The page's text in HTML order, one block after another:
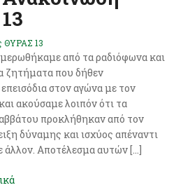
ΘΥΡΑΣ 13
από τα ραδιόφωνα και
ζητήματα που δήθεν
στον αγώνα με τον
ακούσαμε λοιπόν ότι τα
προκλήθηκαν από τον
δύναμης και ισχύος απέναντι
άλλον. Αποτέλεσμα αυτών […]